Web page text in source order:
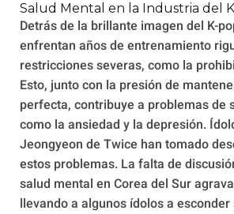
Salud Mental en la Industria del
Detrás de la brillante imagen del K-
enfrentan años de entrenamiento
restricciones severas, como la
Esto, junto con la presión de
perfecta, contribuye a problemas de
como la ansiedad y la depresión.
Jeongyeon de Twice han tomado
estos problemas. La falta de
salud mental en Corea del Sur
llevando a algunos ídolos a